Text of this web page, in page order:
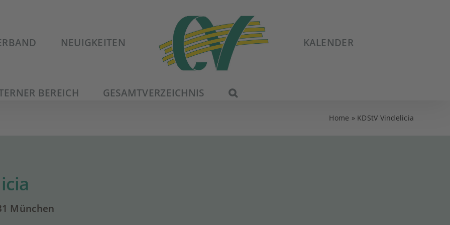
NEUIGKEITEN KALENDER
BEREICH GESAMTVERZEICHNIS
Home » KDStV Vindelicia
München